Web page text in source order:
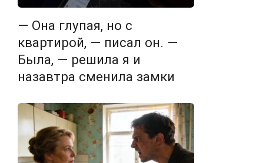
— Она глупая, но с
квартирой, — писал он. —
Была, — решила я и
назавтра сменила замки